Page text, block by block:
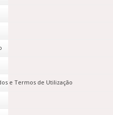
e Termos de Utilização